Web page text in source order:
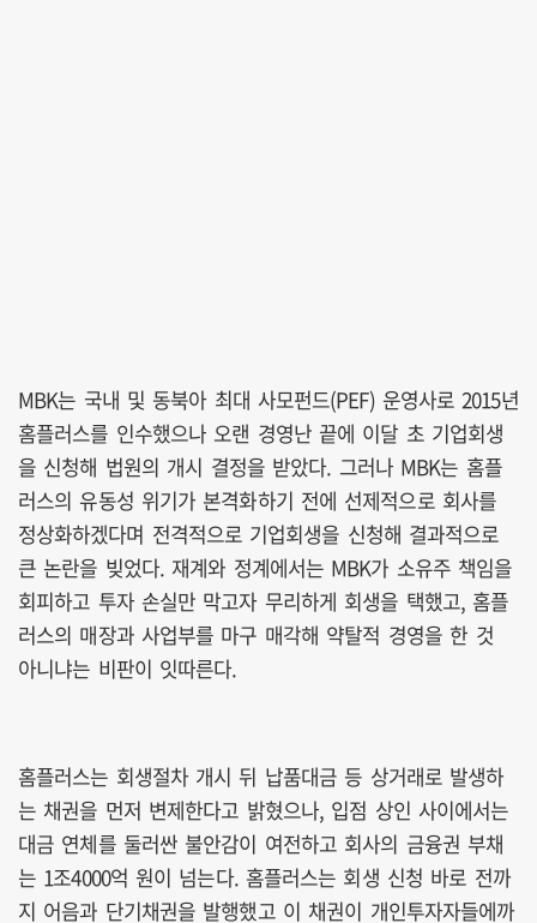
MBK는 국내 및 동북아 최대 사모펀드(PEF) 운영사로 2015년
홈플러스를 인수했으나 오랜 경영난 끝에 이달 초 기업회생
을 신청해 법원의 개시 결정을 받았다. 그러나 MBK는 홈플
러스의 유동성 위기가 본격화하기 전에 선제적으로 회사를
정상화하겠다며 전격적으로 기업회생을 신청해 결과적으로
큰 논란을 빚었다. 재계와 정계에서는 MBK가 소유주 책임을
회피하고 투자 손실만 막고자 무리하게 회생을 택했고, 홈플
러스의 매장과 사업부를 마구 매각해 약탈적 경영을 한 것
아니냐는 비판이 잇따른다.
홈플러스는 회생절차 개시 뒤 납품대금 등 상거래로 발생하
는 채권을 먼저 변제한다고 밝혔으나, 입점 상인 사이에서는
대금 연체를 둘러싼 불안감이 여전하고 회사의 금융권 부채
는 1조4000억 원이 넘는다. 홈플러스는 회생 신청 바로 전까
지 어음과 단기채권을 발행했고 이 채권이 개인투자자들에까